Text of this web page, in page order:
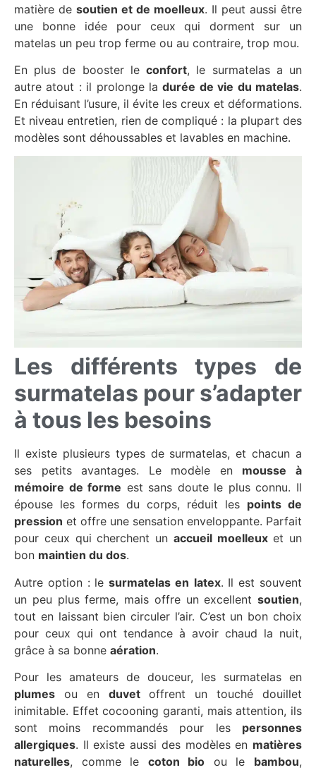
matière de soutien et de moelleux. Il peut aussi être
une bonne idée pour ceux qui dorment sur un
matelas un peu trop ferme ou au contraire, trop mou.
En plus de booster leconfort, le surmatelas a un
autre atout : il prolonge ladurée de vie du matelas.
En réduisant l’usure, il évite les creux et déformations.
Et niveau entretien, rien de compliqué : la plupart des
modèles sont déhoussables et lavables en machine.
Les différents types de
surmatelas pour s’adapter
à tous les besoins
Il existe plusieurs types de surmatelas, et chacun a
ses petits avantages. Le modèle en mousse à
mémoire de forme est sans doute le plus connu. Il
épouse les formes du corps, réduit les points de
pression et offre une sensation enveloppante. Parfait
pour ceux qui cherchent un accueil moelleuxet un
bon maintien du dos.
Autre option : lesurmatelas en latex. Il est souvent
un peu plus ferme, mais offre un excellent soutien,
tout en laissant bien circuler l’air. C’est un bon choix
pour ceux qui ont tendance à avoir chaud la nuit,
grâce à sa bonne aération.
Pour les amateurs de douceur, les surmatelas en
plumes ou en duvetoffrent un touché douillet
inimitable. Effet cocooning garanti, mais attention, ils
sont moins recommandés pour les personnes
allergiques. Il existe aussi des modèles en matières
naturelles, comme le coton bio ou le bambou,